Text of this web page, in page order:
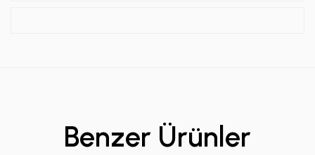
Benzer Ürünler